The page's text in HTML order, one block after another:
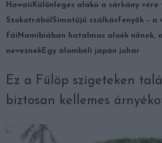
Hawaii Különleges alakú a sárkány vére
Szokotrából Simatűjű szálkásfenyők – a
fái Namíbiában hatalmas aloék nőnek,
neveznek Egy álombéli japán juhar
Ez a Fülöp szigeteken
biztosan kellemes